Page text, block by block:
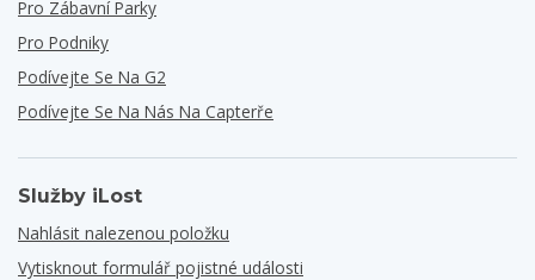
Pro Zábavní Parky
Pro Podniky
Podívejte Se Na G2
Podívejte Se Na Nás Na Capterře
Služby iLost
Nahlásit nalezenou položku
Vytisknout formulář pojistné události